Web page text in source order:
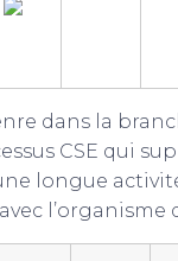
dans la
CSE qui
longue
l’organisme